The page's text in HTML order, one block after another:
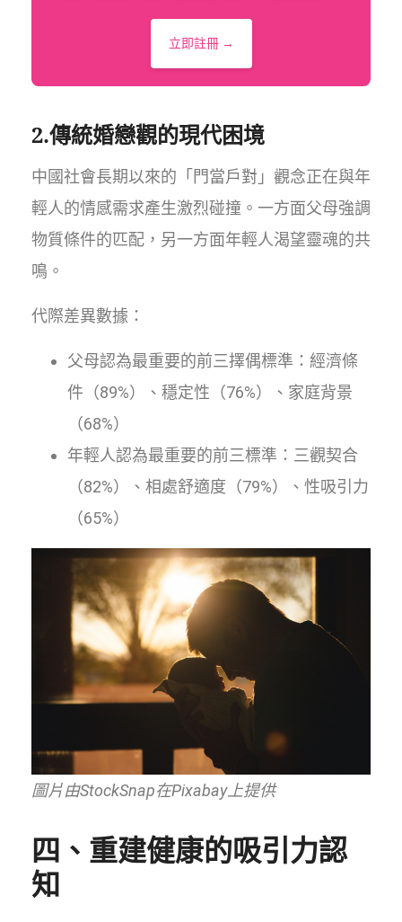
立即註冊 →
2.傳統婚戀觀的現代困境
中國社會長期以來的「門當戶對」觀念正在與年
輕人的情感需求產生激烈碰撞。一方面父母強調
物質條件的匹配，另一方面年輕人渴望靈魂的共
鳴。
代際差異數據：
父母認為最重要的前三擇偶標準：經濟條
件（89%）、穩定性（76%）、家庭背景
（68%）
年輕人認為最重要的前三標準：三觀契合
（82%）、相處舒適度（79%）、性吸引力
（65%）
圖片由StockSnap在Pixabay上提供
四、重建健康的吸引力認
知